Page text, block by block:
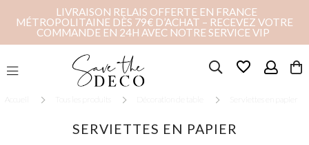
LIVRAISON RELAIS OFFERTE EN FRANCE
MÉTROPOLITAINE DÈS 79€ D’ACHAT – RECEVEZ VOTRE
COMMANDE EN 24H AVEC NOTRE SERVICE VIP
favorite_border
Accueil Tous les produits Décoration de table Serviettes en papier
SERVIETTES EN PAPIER